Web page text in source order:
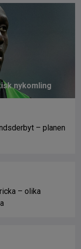
n
k
nykomling
– planen
– olika